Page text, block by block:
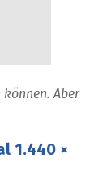
Aber
1.440 ×